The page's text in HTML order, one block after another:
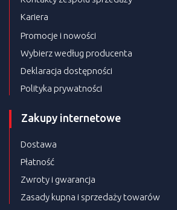
Kariera
Promocje i nowości
Wybierz według producenta
Deklaracja dostępności
Polityka prywatności
Zakupy internetowe
Dostawa
Płatność
Zwroty i gwarancja
Zasady kupna i sprzedaży towarów